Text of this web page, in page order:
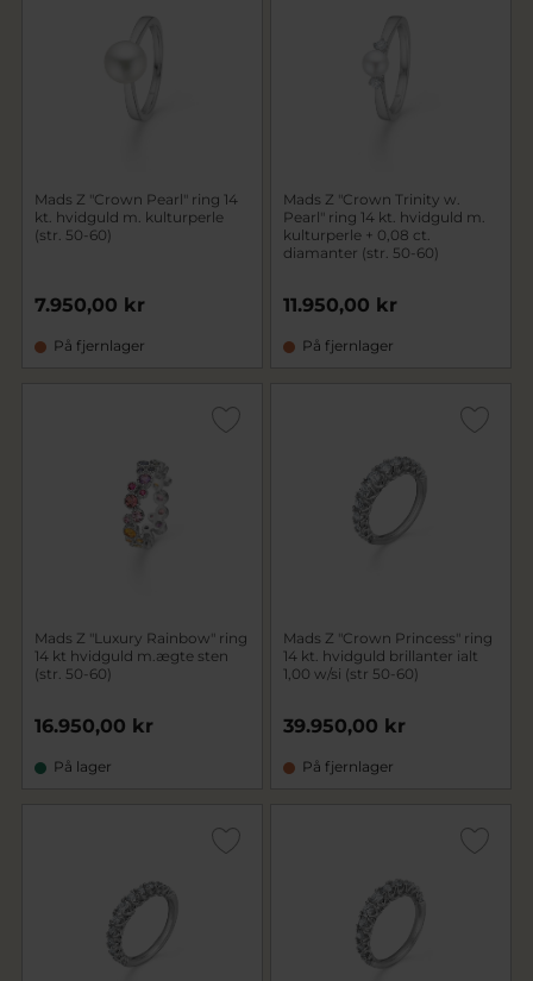
Mads Z "Crown Pearl" ring 14
kt. hvidguld m. kulturperle
(str. 50-60)
7.950,00 kr
På fjernlager
Mads Z "Crown Trinity w.
Pearl" ring 14 kt. hvidguld m.
kulturperle + 0,08 ct.
diamanter (str. 50-60)
11.950,00 kr
På fjernlager
Mads Z "Luxury Rainbow" ring
14 kt hvidguld m.ægte sten
(str. 50-60)
16.950,00 kr
På lager
Mads Z "Crown Princess" ring
14 kt. hvidguld brillanter ialt
1,00 w/si (str 50-60)
39.950,00 kr
På fjernlager